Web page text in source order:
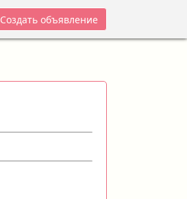
Создать объявление